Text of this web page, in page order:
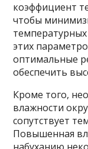
коэффициент
чтобы
этих
оптимальные
обеспечить
Кроме того,
влажности
сопутствует
Повышенная